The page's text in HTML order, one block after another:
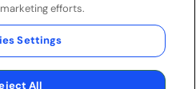
用条件
シーポリシー
全著作権所有。
efforts.
Settings
All